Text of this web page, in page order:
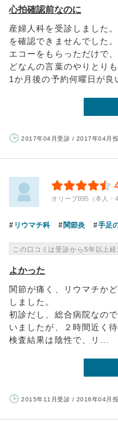
心拍確認前なのに
産婦人科を受診しました
を確認できませんでした。
エコーをもらっただけで
どなんの言葉のやりとりも
1か月後の予約何曜日が良
2017年04月受診 / 2017年04月
オリーブ895（本人・
リウマチ科 関節炎 手足
この口コミは受診から5年以上経
よかった
関節が痛く、リウマチか
しました。
初診だし、総合病院なの
いましたが、２時間近く
検査結果は陰性で、リ...
2015年11月受診 / 2016年04月